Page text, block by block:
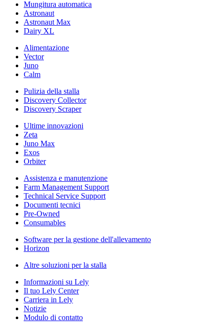
Mungitura automatica
Astronaut
Astronaut Max
Dairy XL
Alimentazione
Vector
Juno
Calm
Pulizia della stalla
Discovery Collector
Discovery Scraper
Ultime innovazioni
Zeta
Juno Max
Exos
Orbiter
Assistenza e manutenzione
Farm Management Support
Technical Service Support
Documenti tecnici
Pre-Owned
Consumables
Software per la gestione dell'allevamento
Horizon
Altre soluzioni per la stalla
Informazioni su Lely
Il tuo Lely Center
Carriera in Lely
Notizie
Modulo di contatto